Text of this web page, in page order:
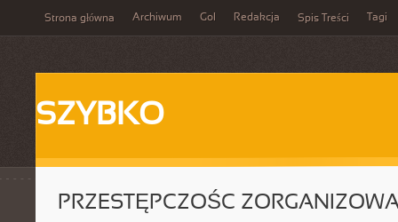
Strona główna Archiwum Gol Redakcja Spis Treści Tagi
SZYBKO
PRZESTĘPCZOŚC